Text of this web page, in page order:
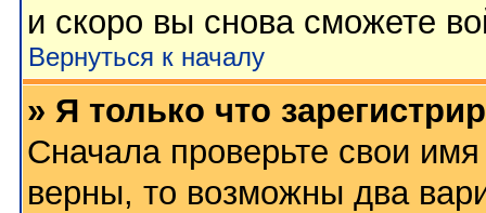
и скоро вы снова сможете
Вернуться к началу
» Я только что
Сначала проверьте свои
верны, то возможны два